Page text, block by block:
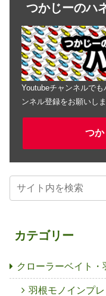
つかじーのハ
Youtubeチャンネルで
ンネル登録をお願いしま
つ
カテゴリー
クローラーベイト・
羽根モノインプレ